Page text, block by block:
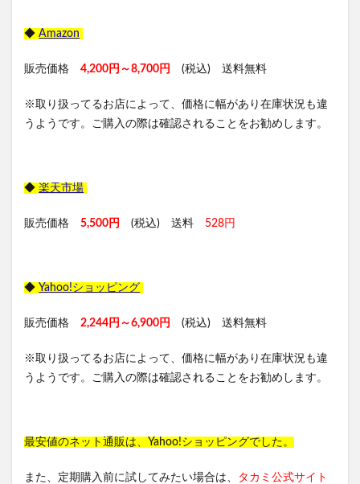
◆ Amazon
販売価格 4,200円～8,700円 (税込) 送料無料
※取り扱ってるお店によって、価格に幅があり在庫状況も違
うようです。ご購入の際は確認されることをお勧めします。
◆ 楽天市場
販売価格 5,500円 (税込) 送料 528円
◆ Yahoo!ショッピング
販売価格 2,244円～6,900円 (税込) 送料無料
※取り扱ってるお店によって、価格に幅があり在庫状況も違
うようです。ご購入の際は確認されることをお勧めします。
最安値のネット通販は、Yahoo!ショッピングでした。
また、定期購入前に試してみたい場合は、
タカミ公式サイト